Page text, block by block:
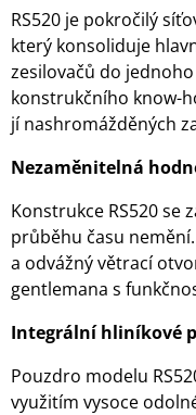
RS520 je pokročilý
který konsoliduje
zesilovačů do
konstrukčního know-
jí nashromážděných
Nezaměnitelná
Konstrukce RS520 se
průběhu času
a odvážný větrací
gentlemana s
Integrální hliníkové
Pouzdro modelu
využitím vysoce